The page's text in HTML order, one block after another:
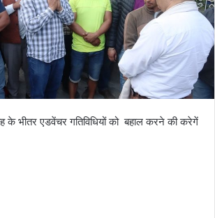
के भीतर एडवेंचर गतिविधियों को बहाल करने की करेगें